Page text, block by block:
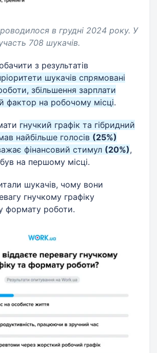
в грудні 2024 року. У
708 шукачів.
з результатів
шукачів спрямовані
збільшення зарплати
фактор на робочому місці.
гнучкий графік та гібридний
найбільше голосів (25%)
фінансовий стимул (20%),
на першому місці.
шукачів, чому вони
гнучкому графіку
формату роботи.